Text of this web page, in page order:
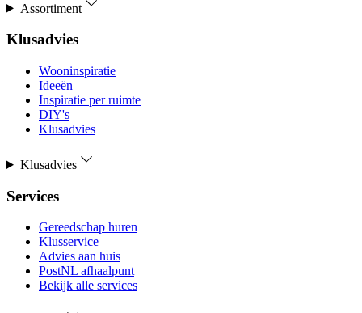
Assortiment
Klusadvies
Wooninspiratie
Ideeën
Inspiratie per ruimte
DIY's
Klusadvies
Klusadvies
Services
Gereedschap huren
Klusservice
Advies aan huis
PostNL afhaalpunt
Bekijk alle services